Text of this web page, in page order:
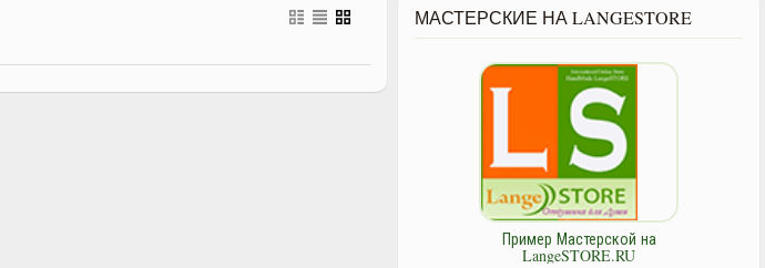
МАСТЕРСКИЕ НА LANGESTORE
Пример Мастерской на
LangeSTORE.RU